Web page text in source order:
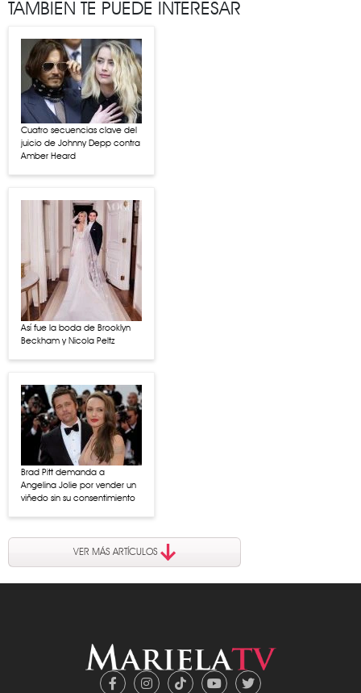
TAMBIÉN TE PUEDE INTERESAR
Cuatro secuencias clave del
juicio de Johnny Depp contra
Amber Heard
Así fue la boda de Brooklyn
Beckham y Nicola Peltz
Brad Pitt demanda a
Angelina Jolie por vender un
viñedo sin su consentimiento
VER MÁS ARTÍCULOS